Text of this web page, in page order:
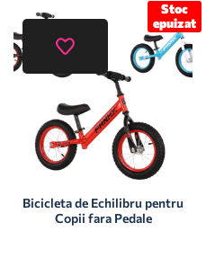
Stoc
epuizat
Bicicleta de Echilibru pentru
Copii fara Pedale